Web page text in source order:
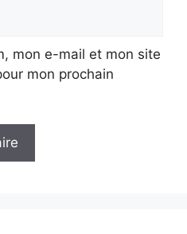
mon e-mail et mon site
mon prochain